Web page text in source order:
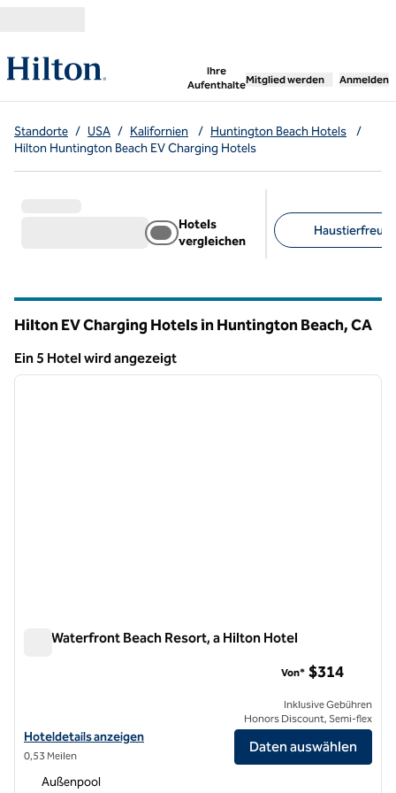
Ihre
Aufenthalte
,öffnet neue
Mitglied werden Anmelden
Standorte / USA / Kalifornien / Huntington Beach Hotels
/
Hilton Huntington Beach EV Charging Hotels
Hotels
vergleichen
Hilton EV Charging Hotels in Huntington Beach,CA
Ein 5 Hotel wird angezeigt
Ein 5 Hotel wird angezeigt
1 von 12
The Waterfront Beach Resort, a Hilton Hotel
Hoteldetails für The Waterfront Beach Resort, a Hilton Hotel
Hoteldetails anzeigen
0,53 Meilen
Von* $314
Inklusive Gebühren
Honors Discount, Semi-flex
Daten auswählen
Außenpool